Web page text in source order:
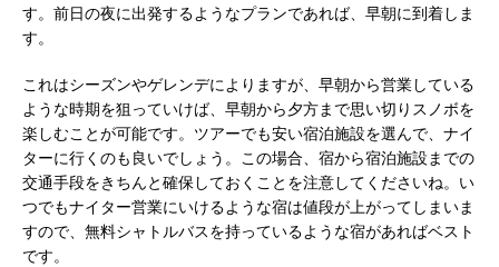
す。前日の夜に出発するようなプランであれば、早朝に到着しま
す。
これはシーズンやゲレンデによりますが、早朝から営業している
ような時期を狙っていけば、早朝から夕方まで思い切りスノボを
楽しむことが可能です。ツアーでも安い宿泊施設を選んで、ナイ
ターに行くのも良いでしょう。この場合、宿から宿泊施設までの
交通手段をきちんと確保しておくことを注意してくださいね。い
つでもナイター営業にいけるような宿は値段が上がってしまいま
すので、無料シャトルバスを持っているような宿があればベスト
です。